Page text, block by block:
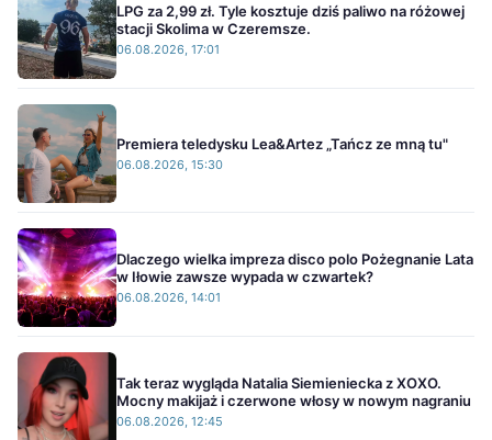
LPG za 2,99 zł. Tyle kosztuje dziś paliwo na różowej
stacji Skolima w Czeremsze.
06.08.2026, 17:01
Premiera teledysku Lea&Artez „Tańcz ze mną tu"
06.08.2026, 15:30
Dlaczego wielka impreza disco polo Pożegnanie Lata
w Iłowie zawsze wypada w czwartek?
06.08.2026, 14:01
Tak teraz wygląda Natalia Siemieniecka z XOXO.
Mocny makijaż i czerwone włosy w nowym nagraniu
06.08.2026, 12:45